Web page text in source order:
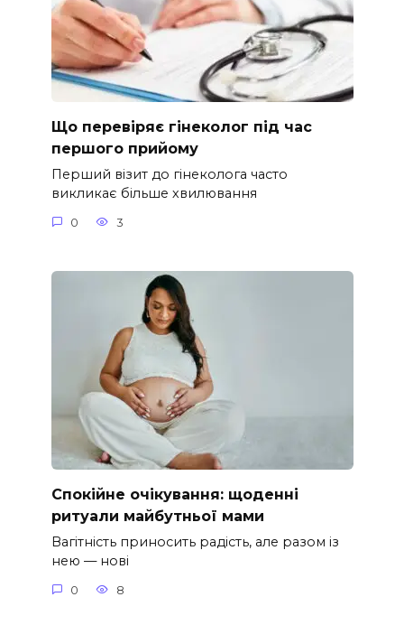
Що перевіряє гінеколог під час
першого прийому
Перший візит до гінеколога часто
викликає більше хвилювання
0 3
Спокійне очікування: щоденні
ритуали майбутньої мами
Вагітність приносить радість, але разом із
нею — нові
0 8